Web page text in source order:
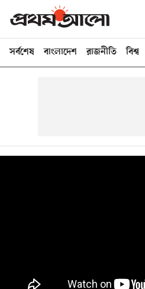
সর্বশেষ বাংলাদেশ রাজনীতি বিশ্ব